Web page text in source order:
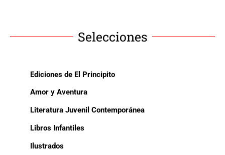
Selecciones
Ediciones de El Principito
Amor y Aventura
Literatura Juvenil Contemporánea
Libros Infantiles
Ilustrados